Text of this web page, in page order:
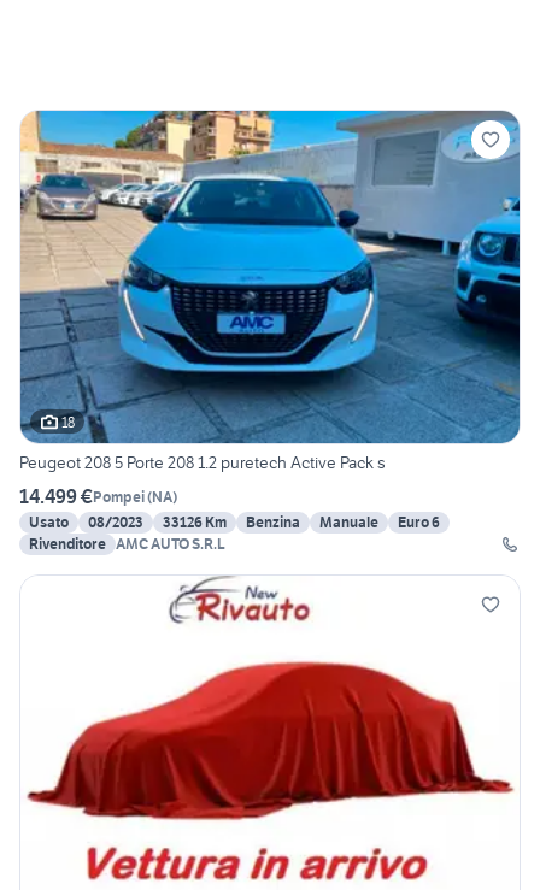
18
Peugeot 208 5 Porte 208 1.2 puretech Active Pack s
14.499 €Pompei(NA)
Usato
08/2023 33126 Km Benzina Manuale
Euro 6
Rivenditore AMC AUTO S.R.L